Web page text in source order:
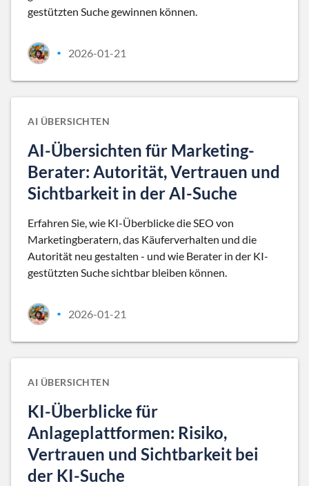
gestützten Suche gewinnen können.
• 2026-01-21
AI ÜBERSICHTEN
AI-Übersichten für Marketing-
Berater: Autorität, Vertrauen und
Sichtbarkeit in der AI-Suche
Erfahren Sie, wie KI-Überblicke die SEO von
Marketingberatern, das Käuferverhalten und die
Autorität neu gestalten - und wie Berater in der KI-
gestützten Suche sichtbar bleiben können.
• 2026-01-21
AI ÜBERSICHTEN
KI-Überblicke für
Anlageplattformen: Risiko,
Vertrauen und Sichtbarkeit bei
der KI-Suche